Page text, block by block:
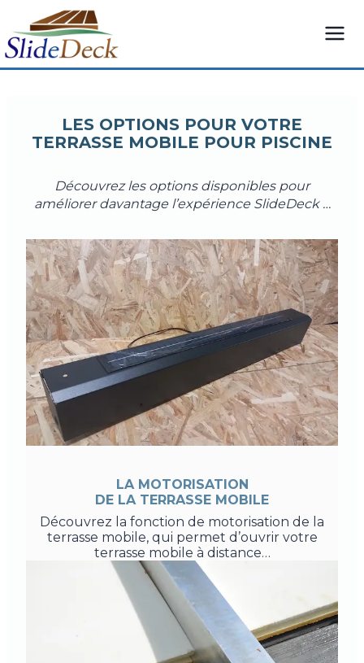
contenu
LES OPTIONS POUR VOTRE
TERRASSE MOBILE POUR PISCINE
Découvrez les options disponibles pour
améliorer davantage l’expérience SlideDeck …
LA MOTORISATION
DE LA TERRASSE MOBILE
Découvrez la fonction de motorisation de la
terrasse mobile, qui permet d’ouvrir votre
terrasse mobile à distance…